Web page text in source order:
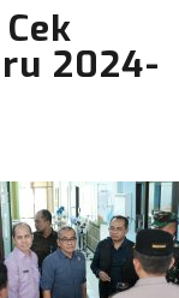
2024-